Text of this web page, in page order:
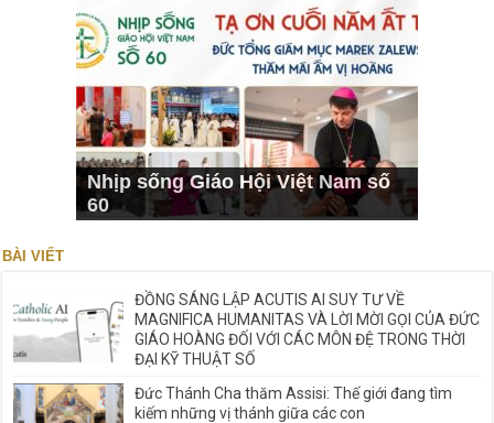
Nhịp sống Giáo Hội Việt Nam số
60
BÀI VIẾT
ĐỒNG SÁNG LẬP ACUTIS AI SUY TƯ VỀ
MAGNIFICA HUMANITAS VÀ LỜI MỜI GỌI CỦA ĐỨC
GIÁO HOÀNG ĐỐI VỚI CÁC MÔN ĐỆ TRONG THỜI
ĐẠI KỸ THUẬT SỐ
Đức Thánh Cha thăm Assisi: Thế giới đang tìm
kiếm những vị thánh giữa các con